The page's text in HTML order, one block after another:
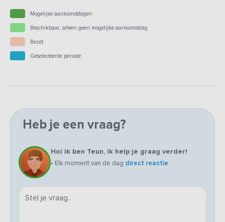
Mogelijke aankomstdagen
Beschikbaar, alleen geen mogelijke aankomstdag
Bezet
Geselecteerde periode
Heb je een vraag?
Hoi ik ben Teun, ik help je graag verder!
• Elk moment van de dag direct reactie